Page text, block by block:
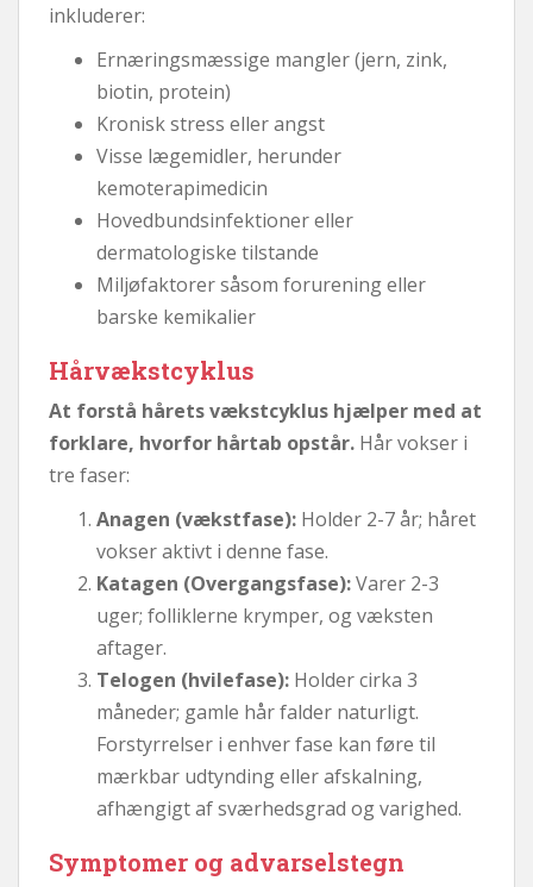
inkluderer:
Ernæringsmæssige mangler (jern, zink,
biotin, protein)
Kronisk stress eller angst
Visse lægemidler, herunder
kemoterapimedicin
Hovedbundsinfektioner eller
dermatologiske tilstande
Miljøfaktorer såsom forurening eller
barske kemikalier
Hårvækstcyklus
At forstå hårets vækstcyklus hjælper med at
forklare, hvorfor hårtab opstår. Hår vokser i
tre faser:
Anagen (vækstfase): Holder 2-7 år; håret
vokser aktivt i denne fase.
Katagen (Overgangsfase):Varer 2-3
uger; folliklerne krymper, og væksten
aftager.
Telogen (hvilefase): Holder cirka 3
måneder; gamle hår falder naturligt.
Forstyrrelser i enhver fase kan føre til
mærkbar udtynding eller afskalning,
afhængigt af sværhedsgrad og varighed.
Symptomer og advarselstegn